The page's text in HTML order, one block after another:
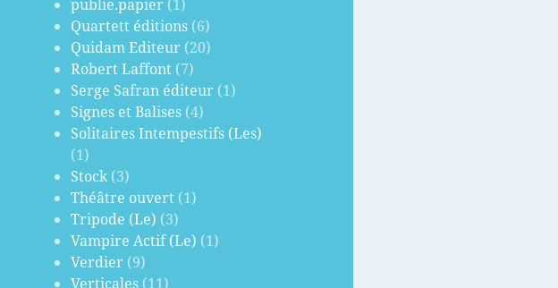
publie.papier (1)
Quartett éditions (6)
Quidam Editeur (20)
Robert Laffont (7)
Serge Safran éditeur (1)
Signes et Balises (4)
Solitaires Intempestifs (Les)
(1)
Stock(3)
Théâtre ouvert (1)
Tripode (Le) (3)
Vampire Actif (Le) (1)
Verdier (9)
Verticales (11)